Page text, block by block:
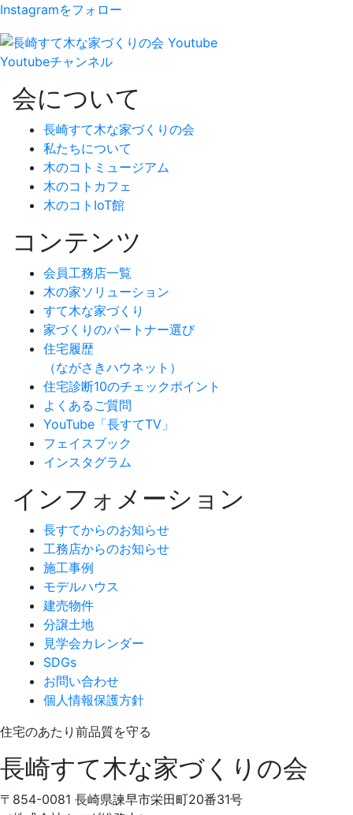
Instagramをフォロー
Youtubeチャンネル
会について
長崎すて木な家づくりの会
私たちについて
木のコトミュージアム
木のコトカフェ
木のコトIoT館
コンテンツ
会員工務店一覧
木の家ソリューション
すて木な家づくり
家づくりのパートナー選び
住宅履歴
（ながさきハウネット）
住宅診断10のチェックポイント
よくあるご質問
YouTube「長すてTV」
フェイスブック
インスタグラム
インフォメーション
長すてからのお知らせ
工務店からのお知らせ
施工事例
モデルハウス
建売物件
分譲土地
見学会カレンダー
SDGs
お問い合わせ
個人情報保護方針
住宅のあたり前品質を守る
長崎すて木な家づくりの会
〒854-0081 長崎県諫早市栄田町20番31号